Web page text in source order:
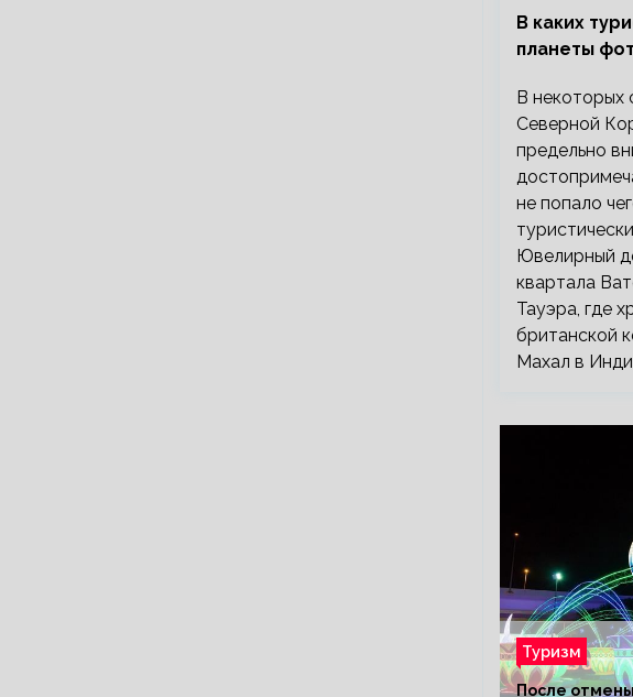
В каких
планеты
В некоторых
Северной
предельно
не попало
Ювелирный
квартала
Тауэра, где
британской
Махал в
Туризм
После отмены